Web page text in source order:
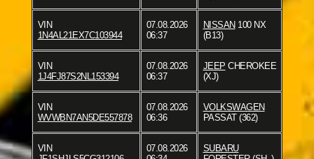
VIN
1N4AL21EX7C103944
07.08.2026
06:37
NISSAN 100 NX
(B13)
VIN
1J4FJ87S2NL153394
07.08.2026
06:37
JEEP CHEROKEE
(XJ)
VIN
WVWBN7AN5DE557878
07.08.2026
06:36
VOLKSWAGEN
PASSAT (362)
VIN
07.08.2026
SUBARU